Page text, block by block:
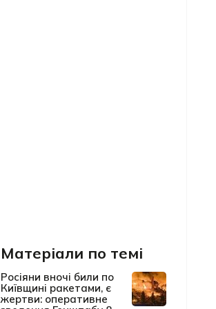
Матеріали по темі
Росіяни вночі били по
Київщині ракетами, є
жертви: оперативне